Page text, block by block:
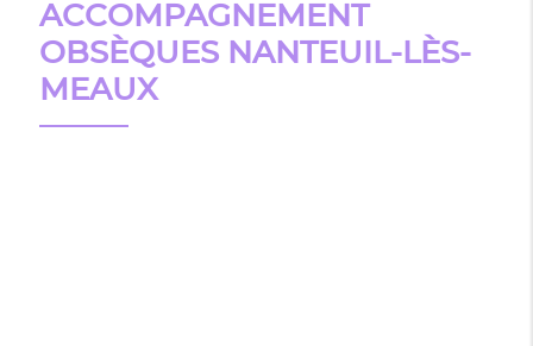
ACCOMPAGNEMENT
OBSÈQUES NANTEUIL-LÈS-
MEAUX